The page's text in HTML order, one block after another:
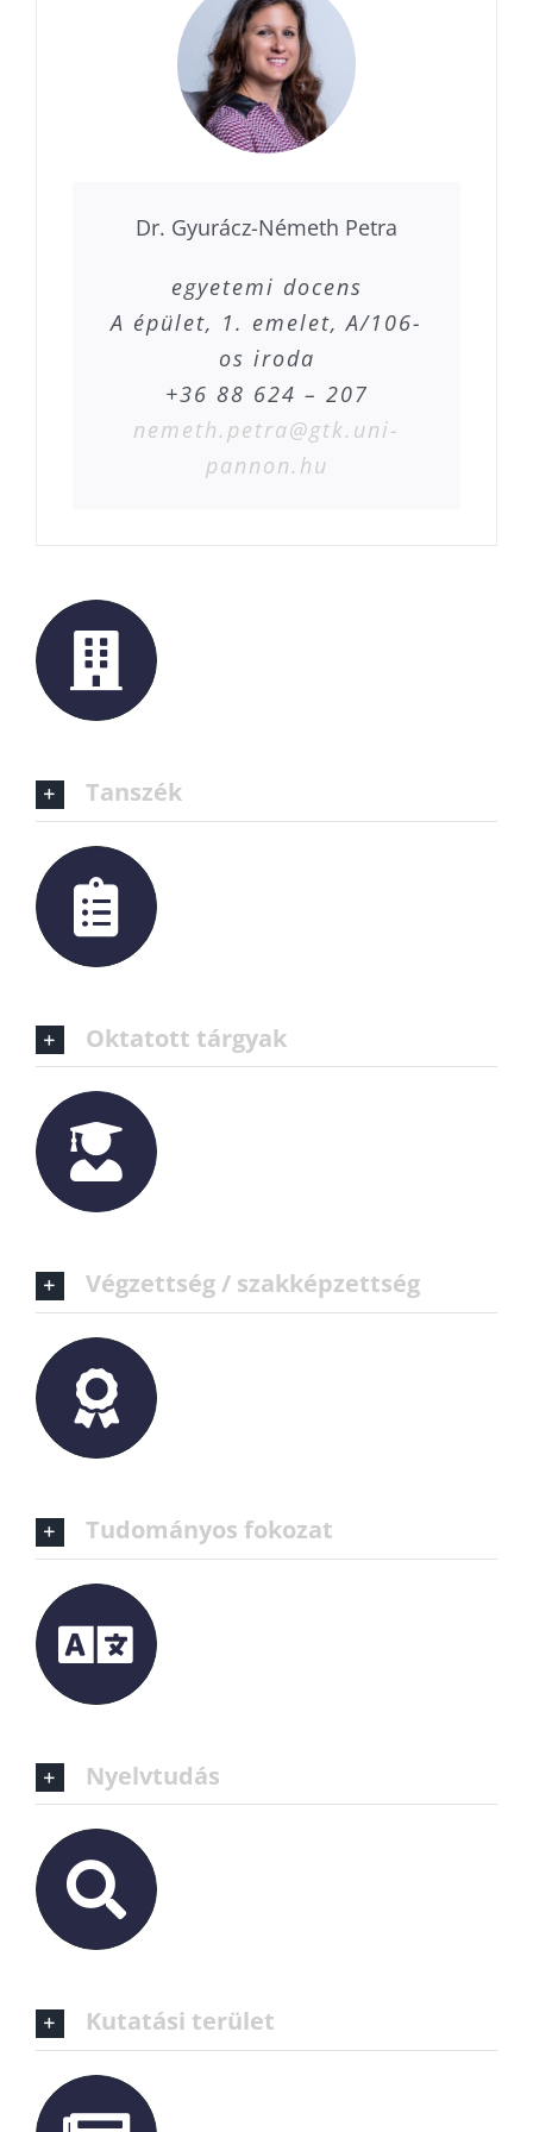
Dr. Gyurácz-Németh Petra
egyetemi docens
A épület, 1. emelet, A/106-
os iroda
+36 88 624 – 207
nemeth.petra@gtk.uni-
pannon.hu
Tanszék
Oktatott tárgyak
Végzettség / szakképzettség
Tudományos fokozat
Nyelvtudás
Kutatási terület